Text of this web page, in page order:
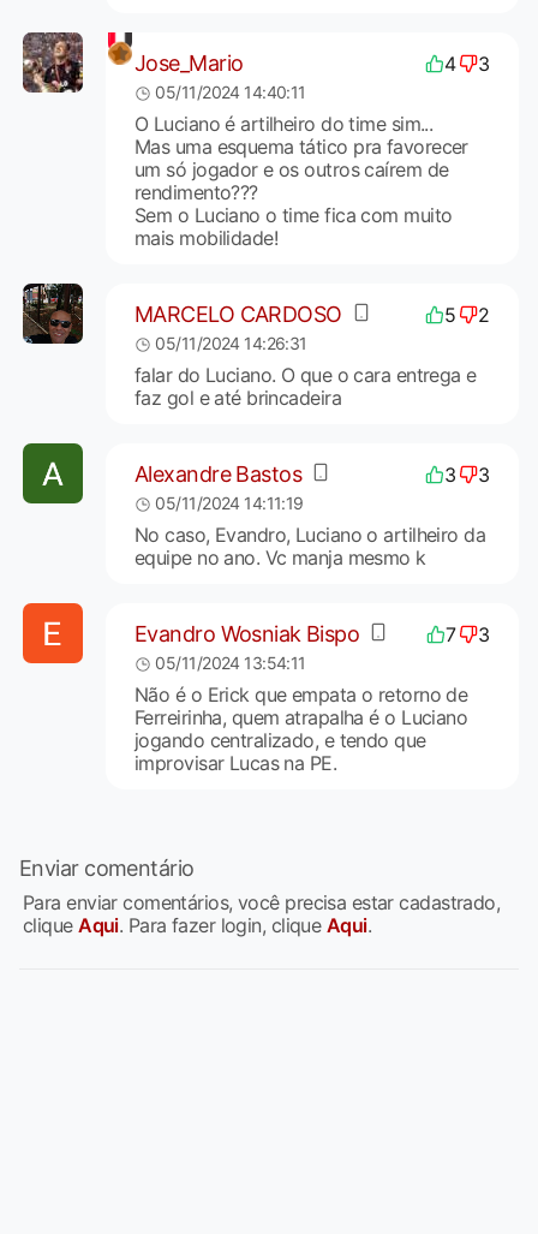
Jose_Mario 4 3
05/11/2024 14:40:11
O Luciano é artilheiro do time sim...
Mas uma esquema tático pra favorecer
um só jogador e os outros caírem de
rendimento???
Sem o Luciano o time fica com muito
mais mobilidade!
MARCELO CARDOSO 5 2
05/11/2024 14:26:31
falar do Luciano. O que o cara entrega e
faz gol e até brincadeira
Alexandre Bastos 3 3
05/11/2024 14:11:19
No caso, Evandro, Luciano o artilheiro da
equipe no ano. Vc manja mesmo k
Evandro Wosniak Bispo 7 3
05/11/2024 13:54:11
Não é o Erick que empata o retorno de
Ferreirinha, quem atrapalha é o Luciano
jogando centralizado, e tendo que
improvisar Lucas na PE.
Enviar comentário
Para enviar comentários, você precisa estar cadastrado,
cliqueAqui. Para fazer login, clique Aqui.